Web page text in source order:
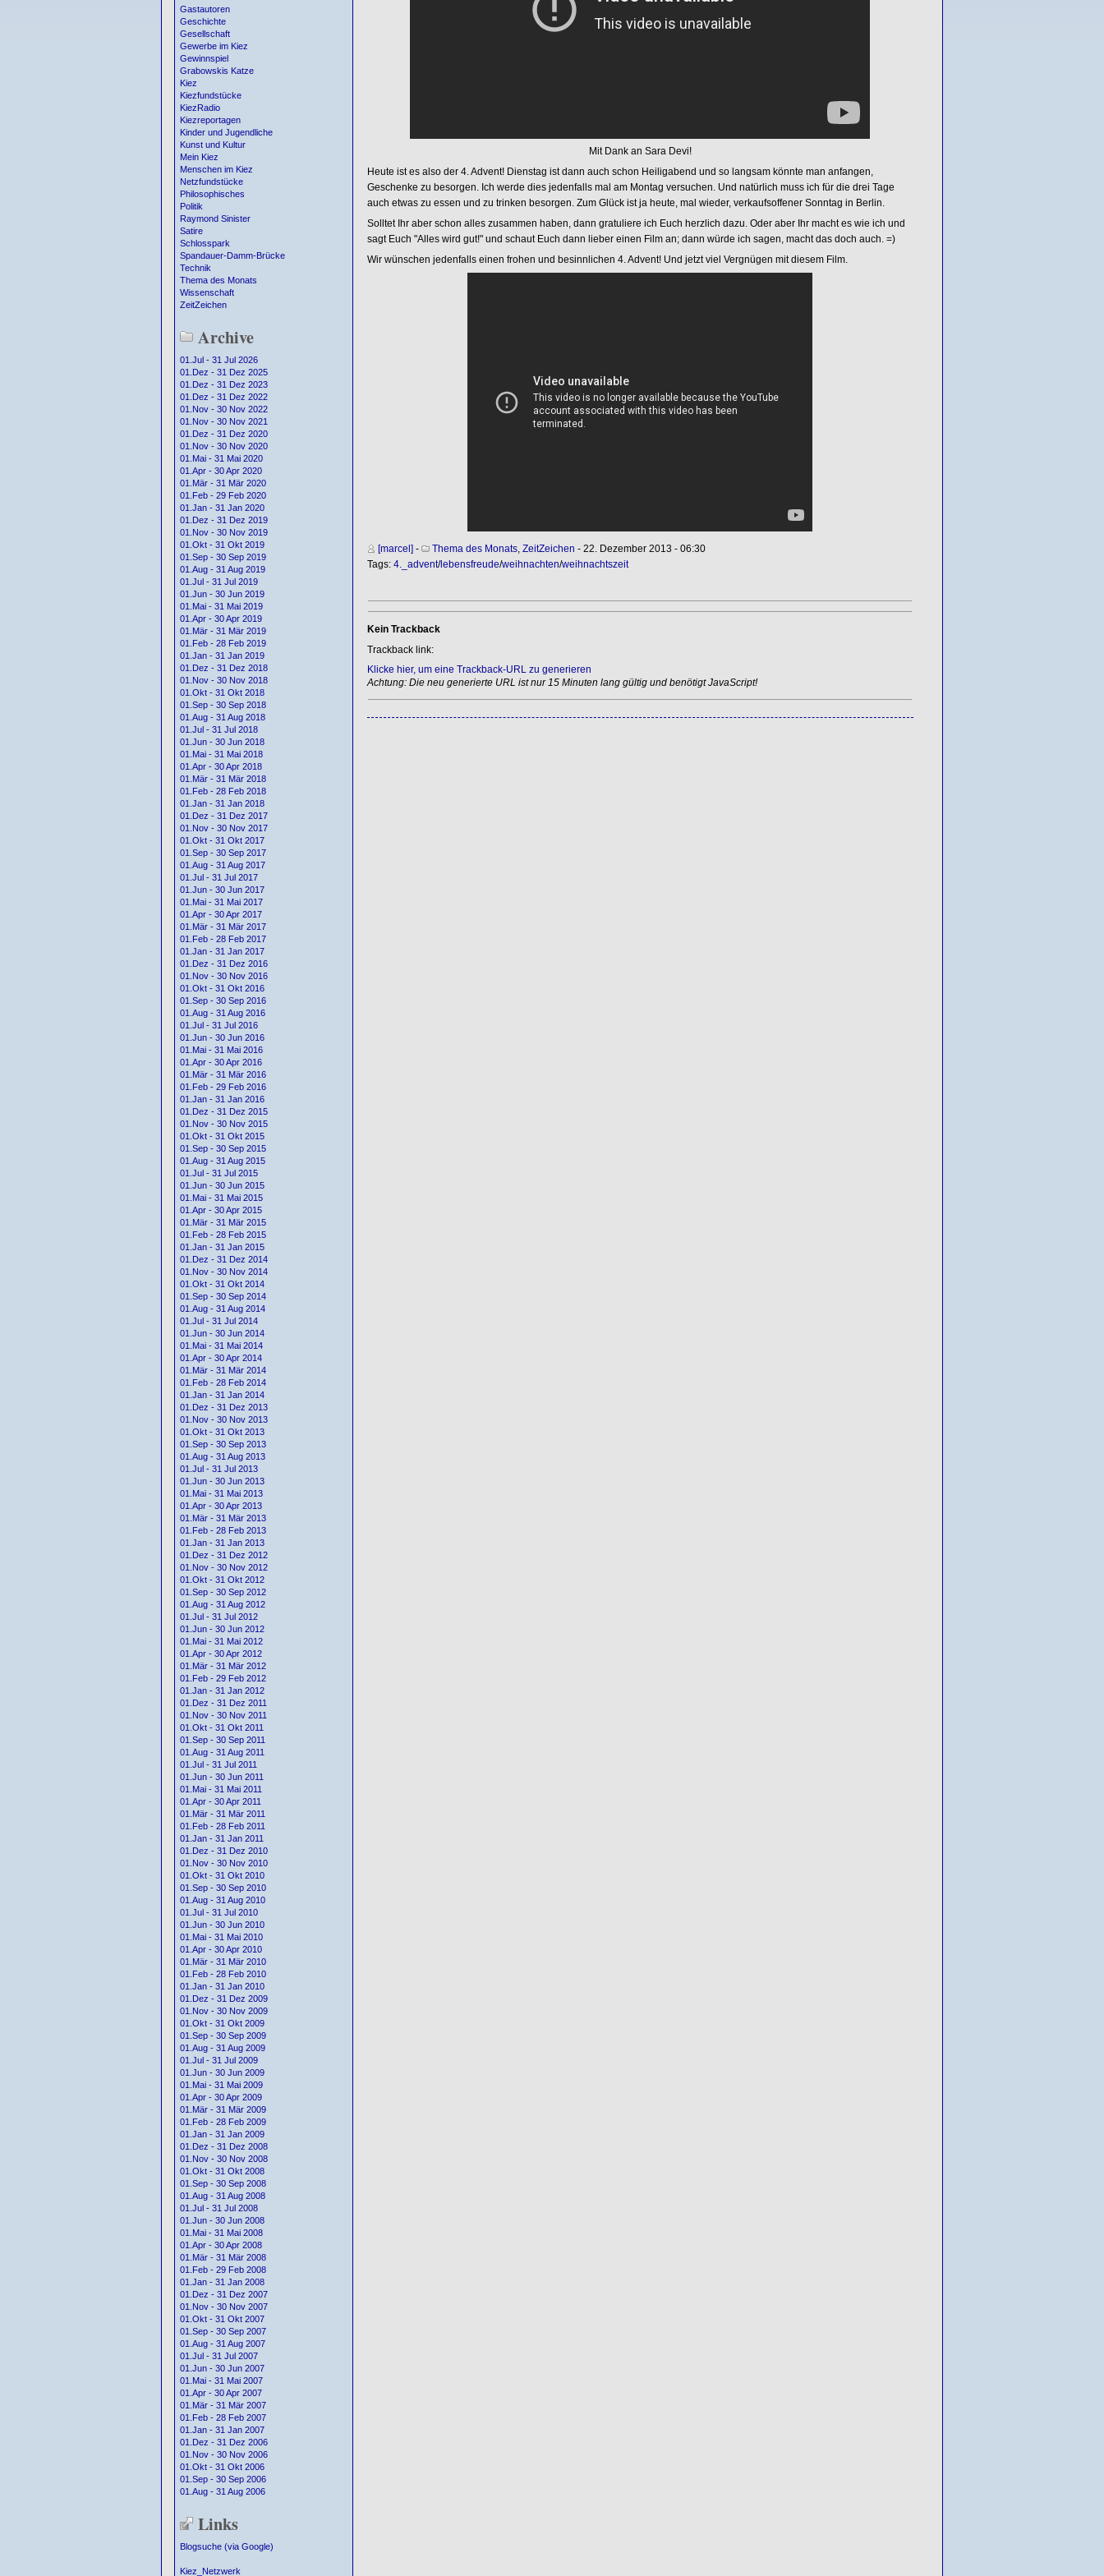
Gastautoren
Geschichte
Gesellschaft
Gewerbe im Kiez
Gewinnspiel
Grabowskis Katze
Kiez
Kiezfundstücke
KiezRadio
Kiezreportagen
Kinder und Jugendliche
Kunst und Kultur
Mein Kiez
Menschen im Kiez
Netzfundstücke
Philosophisches
Politik
Raymond Sinister
Satire
Schlosspark
Spandauer-Damm-Brücke
Technik
Thema des Monats
Wissenschaft
ZeitZeichen
Archive
01.Jul - 31 Jul 2026
01.Dez - 31 Dez 2025
01.Dez - 31 Dez 2023
01.Dez - 31 Dez 2022
01.Nov - 30 Nov 2022
01.Nov - 30 Nov 2021
01.Dez - 31 Dez 2020
01.Nov - 30 Nov 2020
01.Mai - 31 Mai 2020
01.Apr - 30 Apr 2020
01.Mär - 31 Mär 2020
01.Feb - 29 Feb 2020
01.Jan - 31 Jan 2020
01.Dez - 31 Dez 2019
01.Nov - 30 Nov 2019
01.Okt - 31 Okt 2019
01.Sep - 30 Sep 2019
01.Aug - 31 Aug 2019
01.Jul - 31 Jul 2019
01.Jun - 30 Jun 2019
01.Mai - 31 Mai 2019
01.Apr - 30 Apr 2019
01.Mär - 31 Mär 2019
01.Feb - 28 Feb 2019
01.Jan - 31 Jan 2019
01.Dez - 31 Dez 2018
01.Nov - 30 Nov 2018
01.Okt - 31 Okt 2018
01.Sep - 30 Sep 2018
01.Aug - 31 Aug 2018
01.Jul - 31 Jul 2018
01.Jun - 30 Jun 2018
01.Mai - 31 Mai 2018
01.Apr - 30 Apr 2018
01.Mär - 31 Mär 2018
01.Feb - 28 Feb 2018
01.Jan - 31 Jan 2018
01.Dez - 31 Dez 2017
01.Nov - 30 Nov 2017
01.Okt - 31 Okt 2017
01.Sep - 30 Sep 2017
01.Aug - 31 Aug 2017
01.Jul - 31 Jul 2017
01.Jun - 30 Jun 2017
01.Mai - 31 Mai 2017
01.Apr - 30 Apr 2017
01.Mär - 31 Mär 2017
01.Feb - 28 Feb 2017
01.Jan - 31 Jan 2017
01.Dez - 31 Dez 2016
01.Nov - 30 Nov 2016
01.Okt - 31 Okt 2016
01.Sep - 30 Sep 2016
01.Aug - 31 Aug 2016
01.Jul - 31 Jul 2016
01.Jun - 30 Jun 2016
01.Mai - 31 Mai 2016
01.Apr - 30 Apr 2016
01.Mär - 31 Mär 2016
01.Feb - 29 Feb 2016
01.Jan - 31 Jan 2016
01.Dez - 31 Dez 2015
01.Nov - 30 Nov 2015
01.Okt - 31 Okt 2015
01.Sep - 30 Sep 2015
01.Aug - 31 Aug 2015
01.Jul - 31 Jul 2015
01.Jun - 30 Jun 2015
01.Mai - 31 Mai 2015
01.Apr - 30 Apr 2015
01.Mär - 31 Mär 2015
01.Feb - 28 Feb 2015
01.Jan - 31 Jan 2015
01.Dez - 31 Dez 2014
01.Nov - 30 Nov 2014
01.Okt - 31 Okt 2014
01.Sep - 30 Sep 2014
01.Aug - 31 Aug 2014
01.Jul - 31 Jul 2014
01.Jun - 30 Jun 2014
01.Mai - 31 Mai 2014
01.Apr - 30 Apr 2014
01.Mär - 31 Mär 2014
01.Feb - 28 Feb 2014
01.Jan - 31 Jan 2014
01.Dez - 31 Dez 2013
01.Nov - 30 Nov 2013
01.Okt - 31 Okt 2013
01.Sep - 30 Sep 2013
01.Aug - 31 Aug 2013
01.Jul - 31 Jul 2013
01.Jun - 30 Jun 2013
01.Mai - 31 Mai 2013
01.Apr - 30 Apr 2013
01.Mär - 31 Mär 2013
01.Feb - 28 Feb 2013
01.Jan - 31 Jan 2013
01.Dez - 31 Dez 2012
01.Nov - 30 Nov 2012
01.Okt - 31 Okt 2012
01.Sep - 30 Sep 2012
01.Aug - 31 Aug 2012
01.Jul - 31 Jul 2012
01.Jun - 30 Jun 2012
01.Mai - 31 Mai 2012
01.Apr - 30 Apr 2012
01.Mär - 31 Mär 2012
01.Feb - 29 Feb 2012
01.Jan - 31 Jan 2012
01.Dez - 31 Dez 2011
01.Nov - 30 Nov 2011
01.Okt - 31 Okt 2011
01.Sep - 30 Sep 2011
01.Aug - 31 Aug 2011
01.Jul - 31 Jul 2011
01.Jun - 30 Jun 2011
01.Mai - 31 Mai 2011
01.Apr - 30 Apr 2011
01.Mär - 31 Mär 2011
01.Feb - 28 Feb 2011
01.Jan - 31 Jan 2011
01.Dez - 31 Dez 2010
01.Nov - 30 Nov 2010
01.Okt - 31 Okt 2010
01.Sep - 30 Sep 2010
01.Aug - 31 Aug 2010
01.Jul - 31 Jul 2010
01.Jun - 30 Jun 2010
01.Mai - 31 Mai 2010
01.Apr - 30 Apr 2010
01.Mär - 31 Mär 2010
01.Feb - 28 Feb 2010
01.Jan - 31 Jan 2010
01.Dez - 31 Dez 2009
01.Nov - 30 Nov 2009
01.Okt - 31 Okt 2009
01.Sep - 30 Sep 2009
01.Aug - 31 Aug 2009
01.Jul - 31 Jul 2009
01.Jun - 30 Jun 2009
01.Mai - 31 Mai 2009
01.Apr - 30 Apr 2009
01.Mär - 31 Mär 2009
01.Feb - 28 Feb 2009
01.Jan - 31 Jan 2009
01.Dez - 31 Dez 2008
01.Nov - 30 Nov 2008
01.Okt - 31 Okt 2008
01.Sep - 30 Sep 2008
01.Aug - 31 Aug 2008
01.Jul - 31 Jul 2008
01.Jun - 30 Jun 2008
01.Mai - 31 Mai 2008
01.Apr - 30 Apr 2008
01.Mär - 31 Mär 2008
01.Feb - 29 Feb 2008
01.Jan - 31 Jan 2008
01.Dez - 31 Dez 2007
01.Nov - 30 Nov 2007
01.Okt - 31 Okt 2007
01.Sep - 30 Sep 2007
01.Aug - 31 Aug 2007
01.Jul - 31 Jul 2007
01.Jun - 30 Jun 2007
01.Mai - 31 Mai 2007
01.Apr - 30 Apr 2007
01.Mär - 31 Mär 2007
01.Feb - 28 Feb 2007
01.Jan - 31 Jan 2007
01.Dez - 31 Dez 2006
01.Nov - 30 Nov 2006
01.Okt - 31 Okt 2006
01.Sep - 30 Sep 2006
01.Aug - 31 Aug 2006
Links
Blogsuche (via Google)
Kiez_Netzwerk
Mit Dank an Sara Devi!
Heute ist es also der 4. Advent! Dienstag ist dann auch schon Heiligabend und so langsam könnte man anfangen,
Geschenke zu besorgen. Ich werde dies jedenfalls mal am Montag versuchen. Und natürlich muss ich für die drei Tage
auch etwas zu essen und zu trinken besorgen. Zum Glück ist ja heute, mal wieder, verkaufsoffener Sonntag in Berlin.
Solltet Ihr aber schon alles zusammen haben, dann gratuliere ich Euch herzlich dazu. Oder aber Ihr macht es wie ich und
sagt Euch "Alles wird gut!" und schaut Euch dann lieber einen Film an; dann würde ich sagen, macht das doch auch. =)
Wir wünschen jedenfalls einen frohen und besinnlichen 4. Advent! Und jetzt viel Vergnügen mit diesem Film.
[marcel]- Thema des Monats, ZeitZeichen - 22. Dezember 2013 - 06:30
Tags: 4._advent/lebensfreude/weihnachten/weihnachtszeit
Kein Trackback
Trackback link:
Klicke hier, um eine Trackback-URL zu generieren
Achtung: Die neu generierte URL ist nur 15 Minuten lang gültig und benötigt JavaScript!